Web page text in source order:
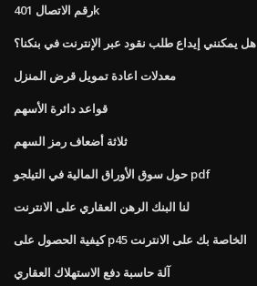
رقم الاتصال 401k
هل يمكنني إيداع طلب نقود عبر الإنترنت في بنكنا؟
معدلات اعادة تمويل قرض المنزل
قواعد دائرة الأسهم
ثلاثة أضعاف رمز السهم
حول سوق الأوراق المالية في التيلجو pdf
لنا البنك الرهن العقاري على الانترنت
كيفية الحصول على p45 الخاصة بك على الانترنت
آلة حاسبة دفع الاستهلاك العقاري